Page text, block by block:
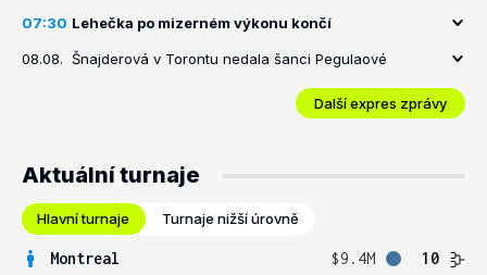
07:30 Lehečka po mizerném výkonu končí
08.08. Šnajderová v Torontu nedala šanci Pegulaové
Další expres zprávy
Aktuální turnaje
Hlavní turnaje Turnaje nižší úrovně
Montreal $9.4M
10